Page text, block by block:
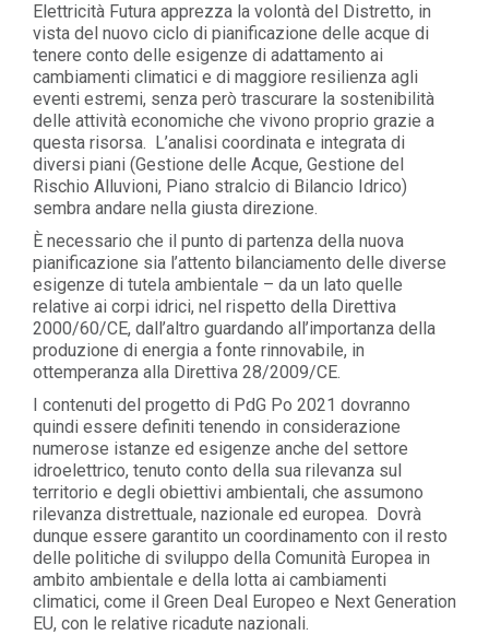
Elettricità Futura apprezza la volontà del Distretto, in
vista del nuovo ciclo di pianificazione delle acque di
tenere conto delle esigenze di adattamento ai
cambiamenti climatici e di maggiore resilienza agli
eventi estremi, senza però trascurare la sostenibilità
delle attività economiche che vivono proprio grazie a
questa risorsa. L’analisi coordinata e integrata di
diversi piani (Gestione delle Acque, Gestione del
Rischio Alluvioni, Piano stralcio di Bilancio Idrico)
sembra andare nella giusta direzione.
È necessario che il punto di partenza della nuova
pianificazione sia l’attento bilanciamento delle diverse
esigenze di tutela ambientale – da un lato quelle
relative ai corpi idrici, nel rispetto della Direttiva
2000/60/CE, dall’altro guardando all’importanza della
produzione di energia a fonte rinnovabile, in
ottemperanza alla Direttiva 28/2009/CE.
I contenuti del progetto di PdG Po 2021 dovranno
quindi essere definiti tenendo in considerazione
numerose istanze ed esigenze anche del settore
idroelettrico, tenuto conto della sua rilevanza sul
territorio e degli obiettivi ambientali, che assumono
rilevanza distrettuale, nazionale ed europea. Dovrà
dunque essere garantito un coordinamento con il resto
delle politiche di sviluppo della Comunità Europea in
ambito ambientale e della lotta ai cambiamenti
climatici, come il Green Deal Europeo e Next Generation
EU, con le relative ricadute nazionali.